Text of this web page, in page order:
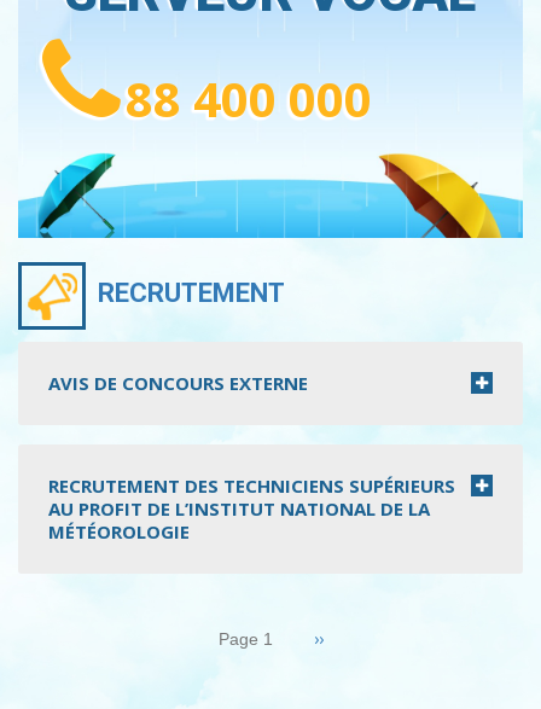
88 400 000
RECRUTEMENT
AVIS DE CONCOURS EXTERNE
RECRUTEMENT DES TECHNICIENS SUPÉRIEURS
AU PROFIT DE L’INSTITUT NATIONAL DE LA
MÉTÉOROLOGIE
Page 1 Page
››